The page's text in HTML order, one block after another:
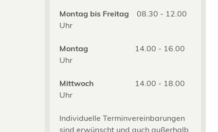
Montag bis Freitag 08.30 - 12.00
Uhr
Montag
14.00 - 16.00
Uhr
Mittwoch
14.00 - 18.00
Uhr
Individuelle Terminvereinbarungen
sind erwünscht und auch außerhalb